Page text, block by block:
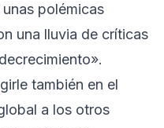
polémicas
una lluvia de críticas
también en el
a los otros